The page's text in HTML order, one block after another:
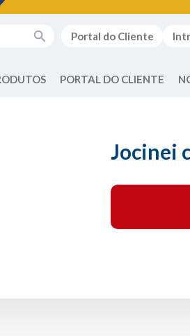
Portal do Cliente
PORTAL DO CLIENTE
Jocinei